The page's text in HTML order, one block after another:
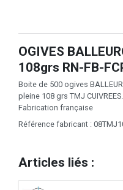
OGIVES
108grs RN-FB-
Boite de 500 ogives
pleine 108 grs TMJ CUIVREES.
Fabrication française
Référence fabricant :
Articles liés :